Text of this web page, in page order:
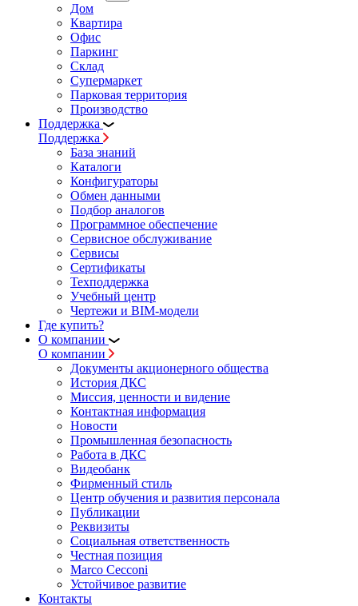
Дом
Квартира
Офис
Паркинг
Склад
Супермаркет
Парковая территория
Производство
Поддержка
Поддержка
База знаний
Каталоги
Конфигураторы
Обмен данными
Подбор аналогов
Программное обеспечение
Сервисное обслуживание
Сервисы
Сертификаты
Техподдержка
Учебный центр
Чертежи и BIM-модели
Где купить?
О компании
О компании
Документы акционерного общества
История ДКС
Миссия, ценности и видение
Контактная информация
Новости
Промышленная безопасность
Работа в ДКС
Видеобанк
Фирменный стиль
Центр обучения и развития персонала
Публикации
Реквизиты
Социальная ответственность
Честная позиция
Marco Cecconi
Устойчивое развитие
Контакты